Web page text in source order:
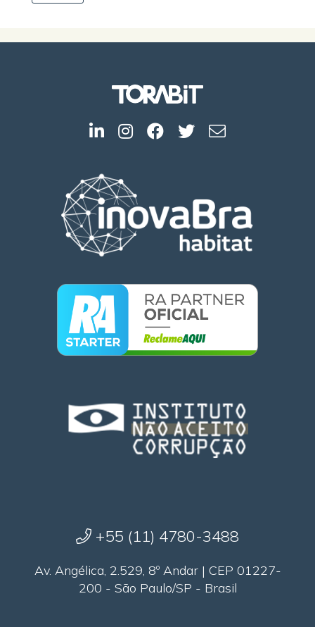
+55 (11) 4780-3488
Av. Angélica, 2.529, 8º Andar | CEP 01227-
200 - São Paulo/SP - Brasil